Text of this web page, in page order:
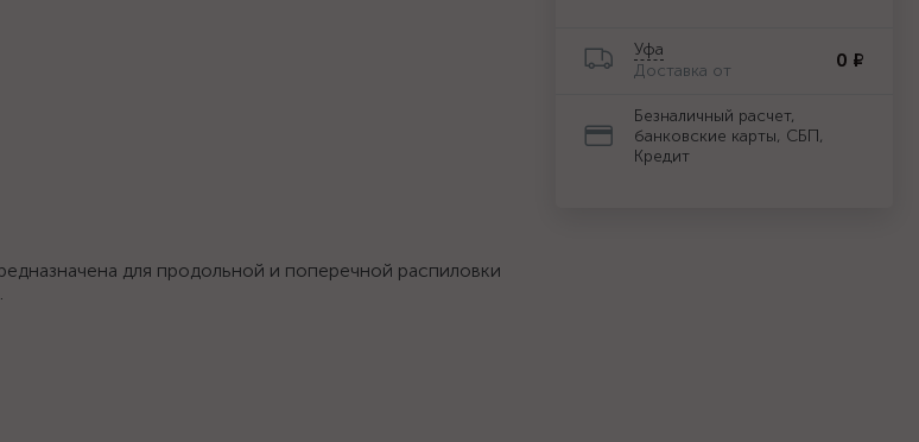
для продольной и поперечной распиловки
Уфа
Доставка от
0 ₽
Безналичный расчет,
банковские карты, СБП,
Кредит